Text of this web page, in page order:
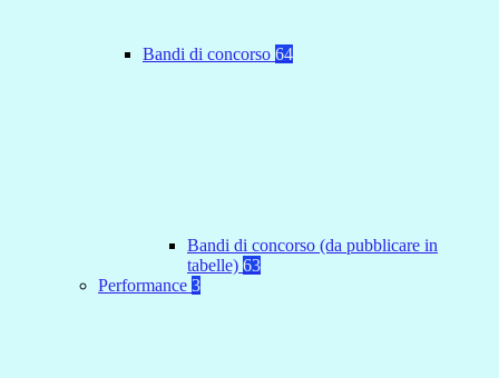
Bandi di concorso 64
Bandi di concorso (da pubblicare in
tabelle) 63
Performance 3